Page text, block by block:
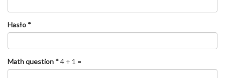
Hasło *
Math question *4 + 1 =